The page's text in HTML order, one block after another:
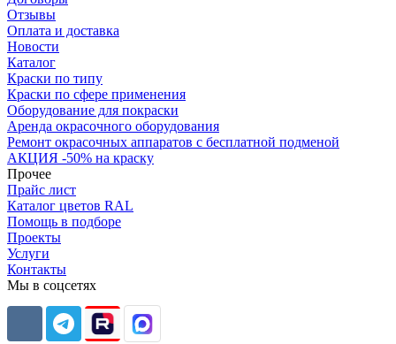
Отзывы
Оплата и доставка
Новости
Каталог
Краски по типу
Краски по сфере применения
Оборудование для покраски
Аренда окрасочного оборудования
Ремонт окрасочных аппаратов с бесплатной подменой
АКЦИЯ -50% на краску
Прочее
Прайс лист
Каталог цветов RAL
Помощь в подборе
Проекты
Услуги
Контакты
Мы в соцсетях